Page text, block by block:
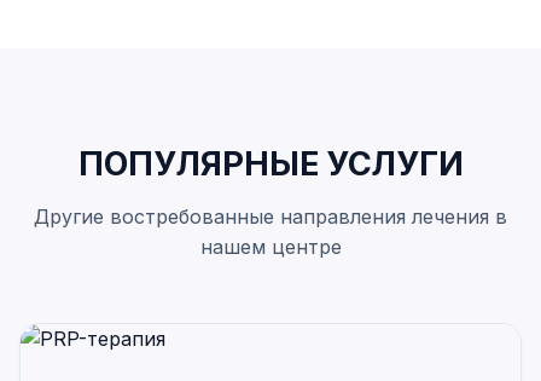
ПОПУЛЯРНЫЕ УСЛУГИ
Другие востребованные направления лечения в
нашем центре